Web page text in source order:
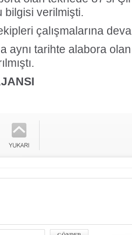
bilgisi verilmişti.
çalışmalarına
aynı tarihte alabora